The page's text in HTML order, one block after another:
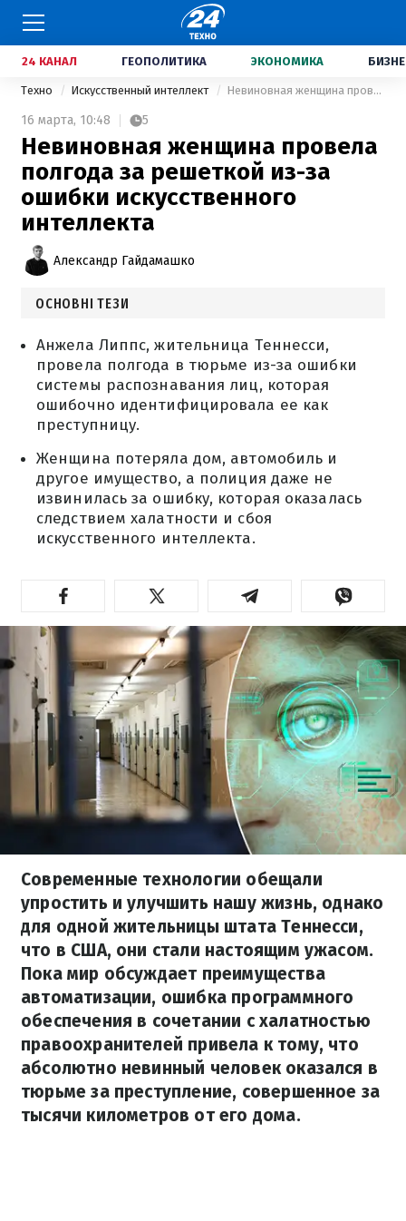
24 КАНАЛ ГЕОПОЛИТИКА ЭКОНОМИКА
Техно Искусственный интеллект Невиновная женщина провела полгода за решеткой из-за ошибки искусственного интеллекта
16 марта, 10:48 5
Невиновная женщина провела
полгода за решеткой из-за
ошибки искусственного
интеллекта
Александр Гайдамашко
ОСНОВНІ ТЕЗИ
Анжела Липпс, жительница Теннесси,
провела полгода в тюрьме из-за ошибки
системы распознавания лиц, которая
ошибочно идентифицировала ее как
преступницу.
Женщина потеряла дом, автомобиль и
другое имущество, а полиция даже не
извинилась за ошибку, которая оказалась
следствием халатности и сбоя
искусственного интеллекта.
Современные технологии обещали
упростить и улучшить нашу жизнь, однако
для одной жительницы штата Теннесси,
что в США, они стали настоящим ужасом.
Пока мир обсуждает преимущества
автоматизации, ошибка программного
обеспечения в сочетании с халатностью
правоохранителей привела к тому, что
абсолютно невинный человек оказался в
тюрьме за преступление, совершенное за
тысячи километров от его дома.